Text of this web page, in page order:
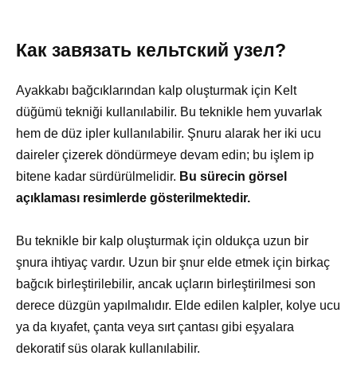
Как завязать кельтский узел?
Ayakkabı bağcıklarından kalp oluşturmak için Kelt
düğümü tekniği kullanılabilir. Bu teknikle hem yuvarlak
hem de düz ipler kullanılabilir. Şnuru alarak her iki ucu
daireler çizerek döndürmeye devam edin; bu işlem ip
bitene kadar sürdürülmelidir. Bu sürecin görsel
açıklaması resimlerde gösterilmektedir.
Bu teknikle bir kalp oluşturmak için oldukça uzun bir
şnura ihtiyaç vardır. Uzun bir şnur elde etmek için birkaç
bağcık birleştirilebilir, ancak uçların birleştirilmesi son
derece düzgün yapılmalıdır. Elde edilen kalpler, kolye ucu
ya da kıyafet, çanta veya sırt çantası gibi eşyalara
dekoratif süs olarak kullanılabilir.